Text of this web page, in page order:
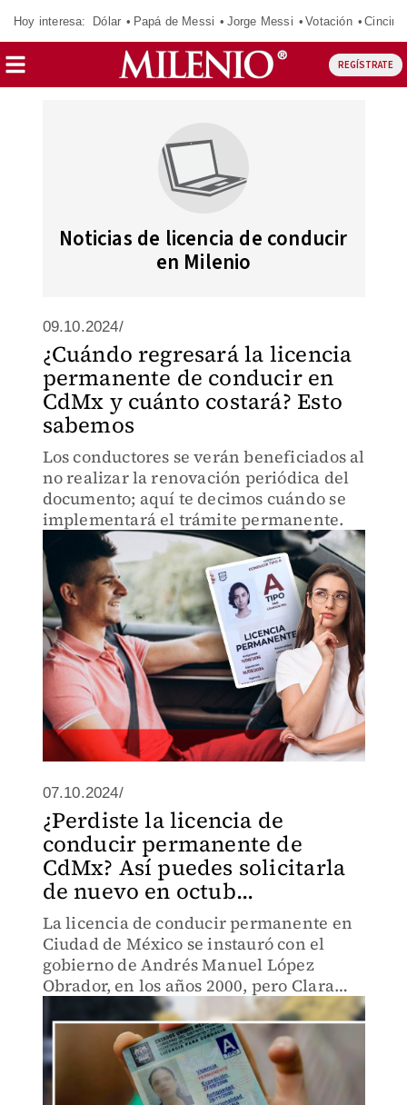
Hoy interesa: Dólar Papá de Messi Jorge Messi Votación
REGÍSTRATE
Noticias de licencia de conducir
en Milenio
09.10.2024/
¿Cuándo regresará la licencia
permanente de conducir en
CdMx y cuánto costará? Esto
sabemos
Los conductores se verán beneficiados al
no realizar la renovación periódica del
documento; aquí te decimos cuándo se
implementará el trámite permanente.
07.10.2024/
¿Perdiste la licencia de
conducir permanente de
CdMx? Así puedes solicitarla
de nuevo en octub...
La licencia de conducir permanente en
Ciudad de México se instauró con el
gobierno de Andrés Manuel López
Obrador, en los años 2000, pero Clara
Brugada prometió su regreso.